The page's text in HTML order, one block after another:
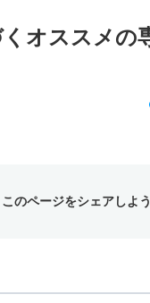
オススメの
このページをシェアしよう